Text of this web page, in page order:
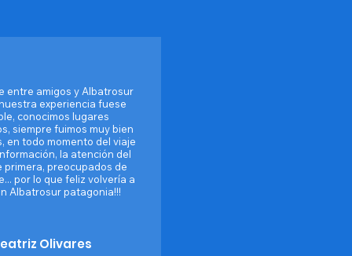
entre amigos y Albatrosur
experiencia fuese
conocimos lugares
siempre fuimos muy bien
en todo momento del viaje
la atención del
primera, preocupados de
por lo que feliz volvería a
Albatrosur patagonia!!!
Olivares